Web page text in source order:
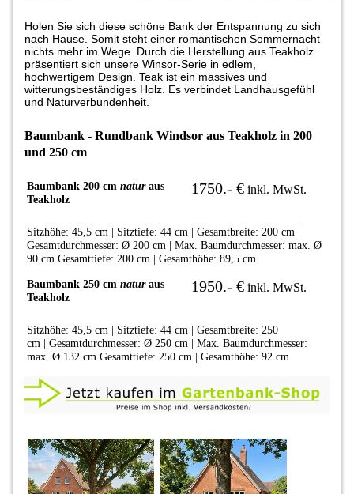
Holen Sie sich diese schöne Bank der Entspannung zu sich
nach Hause. Somit steht einer romantischen Sommernacht
nichts mehr im Wege. Durch die Herstellung aus Teakholz
präsentiert sich unsere Winsor-Serie in edlem,
hochwertigem Design. Teak ist ein massives und
witterungsbeständiges Holz. Es verbindet Landhausgefühl
und Naturverbundenheit.
Baumbank - Rundbank Windsor aus Teakholz in 200
und 250 cm
Baumbank 200 cmnatur aus
Teakholz
1750.- € inkl. MwSt.
Sitzhöhe: 45,5 cm | Sitztiefe: 44 cm | Gesamtbreite: 200 cm |
Gesamtdurchmesser: Ø 200 cm | Max. Baumdurchmesser: max. Ø
90 cm Gesamttiefe: 200 cm | Gesamthöhe: 89,5 cm
Baumbank 250 cmnatur aus
Teakholz
1950.- € inkl. MwSt.
Sitzhöhe: 45,5 cm | Sitztiefe: 44 cm | Gesamtbreite: 250
cm | Gesamtdurchmesser: Ø 250 cm | Max. Baumdurchmesser:
max. Ø 132 cm Gesamttiefe: 250 cm | Gesamthöhe: 92 cm